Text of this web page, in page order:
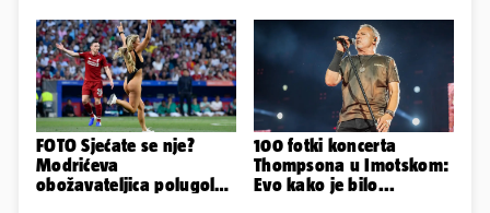
FOTO Sjećate se nje?
Modrićeva
obožavateljica polugola
100 fotki koncerta
Thompsona u Imotskom:
Evo kako je bilo...